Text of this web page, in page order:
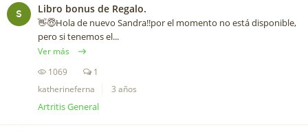
S Libro bonus de Regalo.
👋😇Hola de nuevo Sandra!!por el momento no está disponible,
pero si tenemos el...
Ver más
1069
1
katherineferna
3 años
Artritis General